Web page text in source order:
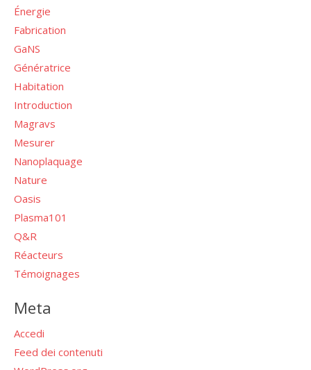
Énergie
Fabrication
GaNS
Génératrice
Habitation
Introduction
Magravs
Mesurer
Nanoplaquage
Nature
Oasis
Plasma101
Q&R
Réacteurs
Témoignages
Meta
Accedi
Feed dei contenuti